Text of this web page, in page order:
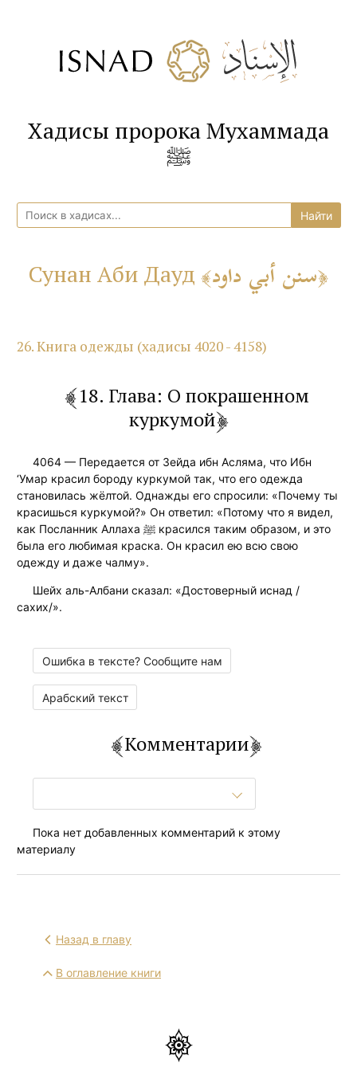
Хадисы пророка Мухаммада
ﷺ
Сунан Аби Дауд سنن أبي داود
26. Книга одежды (хадисы 4020 - 4158)
18. Глава: О покрашенном
куркумой
4064 — Передается от Зейда ибн Асляма, что Ибн
‘Умар красил бороду куркумой так, что его одежда
становилась жёлтой. Однажды его спросили: «Почему ты
красишься куркумой?» Он ответил: «Потому что я видел,
как Посланник Аллаха ﷺ красился таким образом, и это
была его любимая краска. Он красил ею всю свою
одежду и даже чалму».
Шейх аль-Албани сказал: «Достоверный иснад /
сахих/».
Ошибка в тексте? Сообщите нам
Арабский текст
Комментарии
Пока нет добавленных комментарий к этому
материалу
Назад в главу
В оглавление книги